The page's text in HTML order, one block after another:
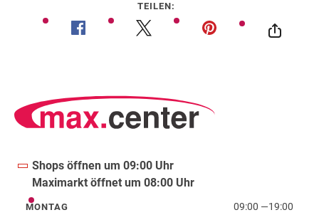
TEILEN:
Shops öffnen um 09:00 Uhr
Maximarkt öffnet um 08:00 Uhr
MONTAG 09:00 —19:00